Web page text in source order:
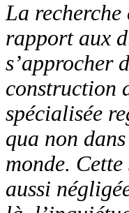
La
rapport aux
s’approcher
construction
spécialisée
qua non
monde.
aussi